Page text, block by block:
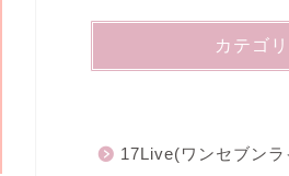
カテゴ
17Live(ワンセブン